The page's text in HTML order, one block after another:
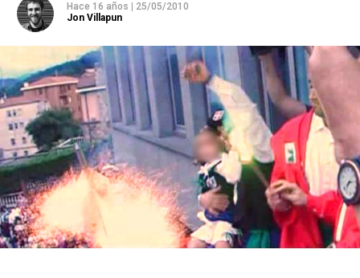
Hace 16 años
25/05/2010
Jon Villapun